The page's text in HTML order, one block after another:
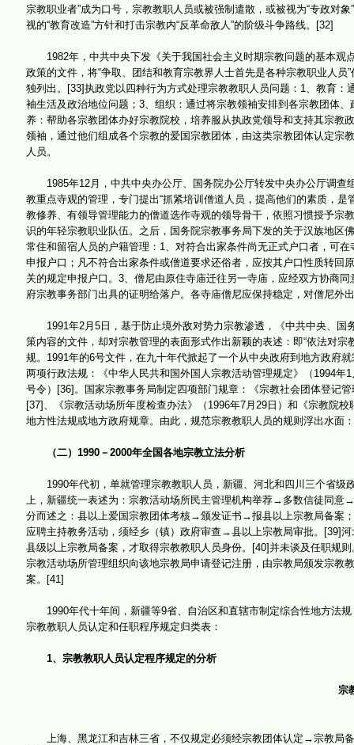
宗教职业者”成为口号，宗教教职人员或被强制遣散，或被视为“专政对
视的“教育改造”方针和打击宗教内“反革命敌人”的阶级斗争路线。[32]
1982年，中共中央下发《关于我国社会主义时期宗教问题的基本观
政策的文件，将“争取、团结和教育宗教界人士首先是各种宗教职业人
独列出。[33]执政党以四种行为方式处理宗教教职人员问题：1、教育
袖生活及政治地位问题；3、组织：通过将宗教领袖安排到各宗教团体
养：帮助各宗教团体办好宗教院校，培养服从执政党领导和支持其宗
领袖，通过他们组成各个宗教的爱国宗教团体，由这类宗教团体认定宗
人员。
1985年12月，中共中央办公厅、国务院办公厅转发中央办公厅调查
教重点寺观的管理，专门提出“抓紧培训僧道人员，提高他们的素质，
教修养、有领导管理能力的僧道选作寺观的领导骨干，依照习惯授予宗
识的年轻宗教职业队伍。之后，国务院宗教事务局下发的关于汉族地区
常住和留宿人员的户籍管理：1、对符合出家条件尚无正式户口者，可
申报户口；凡不符合出家条件或僧道要求还俗者，应按其户口性质转回
关的规定申报户口。3、僧尼由原住寺庙迁往另一寺庙，应经双方协商
府宗教事务部门出具的证明给落户。各寺庙僧尼应保持稳定，对僧尼外
1991年2月5日，基于防止境外敌对势力宗教渗透，《中共中央、国
策内容的文件，却对宗教管理的表面形式作出新颖的表述：即“依法对
规。1991年的6号文件，在九十年代掀起了一个从中央政府到地方政府
两项行政法规：《中华人民共和国外国人宗教活动管理规定》（1994
号令）[36]。国家宗教事务局制定四项部门规章：《宗教社会团体登记
[37]、《宗教活动场所年度检查办法》（1996年7月29日）和《宗教院
地方性法规或地方政府规章。由此，规范宗教教职人员的规则浮出水面
（二）1990－2000年全国各地宗教立法分析
1990年代初，单就管理宗教教职人员，新疆、河北和四川三个省级
上，新疆统一表述为：宗教活动场所民主管理机构举荐→多数信徒同
分而述之：县以上爱国宗教团体考核→颁发证书→报县以上宗教局备案
应聘主持教务活动，须经乡（镇）政府审查→县以上宗教局审批。[39]
县级以上宗教局备案，才取得宗教教职人员身份。[40]并未谈及任职规
宗教活动场所管理组织向该地宗教局申请登记注册，由宗教局颁发宗
案。[41]
1990年代十年间，新疆等9省、自治区和直辖市制定综合性地方法规
宗教教职人员认定和任职程序规定归类表：
1、宗教教职人员认定程序规定的分析
宗
上海、黑龙江和吉林三省，不仅规定必须经宗教团体认定→宗教局